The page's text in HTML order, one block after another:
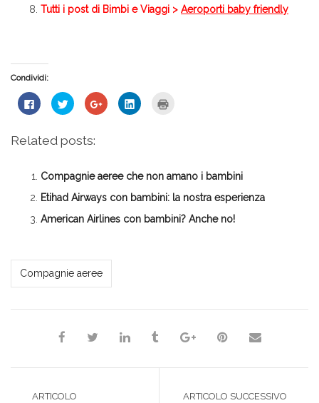
Tutti i post di Bimbi e Viaggi > Aeroporti baby friendly
Condividi:
Fai
clic
su
Facebook
una
finestra)
Fai
clic
condividere
su
in
nuova
finestra)
Fai
clic
in
nuova
finestra)
Fai
clic
in
nuova
finestra)
nuova
Related posts:
Compagnie aeree che non amano i bambini
Etihad Airways con bambini: la nostra esperienza
American Airlines con bambini? Anche no!
*Marzia*
Compagnie aeree
ARTICOLO
ARTICOLO SUCCESSIVO